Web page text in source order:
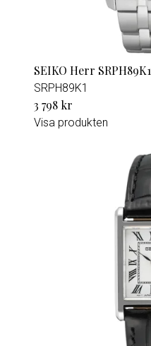
SEIKO Herr SRPH89K1
SRPH89K1
3 798 kr
Visa produkten